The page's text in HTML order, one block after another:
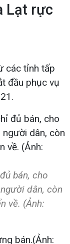
Lạt rực
các tỉnh tấp
đầu phục vụ
bán, cho
dân, còn
về. (Ảnh: